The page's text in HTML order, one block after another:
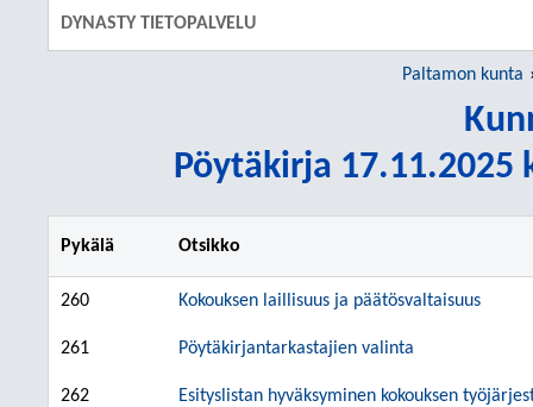
DYNASTY TIETOPALVELU
Paltamon kunta
Pöytäkirja 17.11.2025
Pykälä Otsikko
260 Kokouksen laillisuus ja päätösvaltaisuus
261 Pöytäkirjantarkastajien valinta
262 Esityslistan hyväksyminen kokouksen